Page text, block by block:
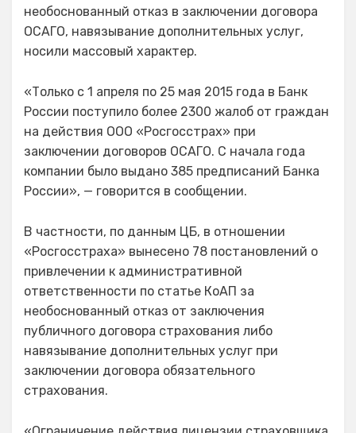
необоснованный отказ в заключении договора
ОСАГО, навязывание дополнительных услуг,
носили массовый характер.
«Только с 1 апреля по 25 мая 2015 года в Банк
России поступило более 2300 жалоб от граждан
на действия ООО «Росгосстрах» при
заключении договоров ОСАГО. С начала года
компании было выдано 385 предписаний Банка
России», — говорится в сообщении.
В частности, по данным ЦБ, в отношении
«Росгосстраха» вынесено 78 постановлений о
привлечении к административной
ответственности по статье КоАП за
необоснованный отказ от заключения
публичного договора страхования либо
навязывание дополнительных услуг при
заключении договора обязательного
страхования.